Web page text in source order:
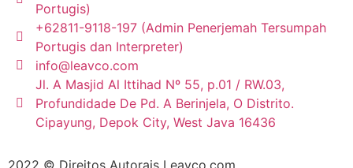
Portugis)
+62811-9118-197 (Admin Penerjemah Tersumpah
Portugis dan Interpreter)
info@leavco.com
Jl. A Masjid Al Ittihad Nº 55, p.01 / RW.03,
Profundidade De Pd. A Berinjela, O Distrito.
Cipayung, Depok City, West Java 16436